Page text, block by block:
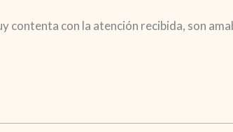
contenta con la atención recibida, son